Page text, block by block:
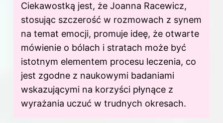
Ciekawostką jest, że Joanna Racewicz,
stosując szczerość w rozmowach z synem
na temat emocji, promuje ideę, że otwarte
mówienie o bólach i stratach może być
istotnym elementem procesu leczenia, co
jest zgodne z naukowymi badaniami
wskazującymi na korzyści płynące z
wyrażania uczuć w trudnych okresach.